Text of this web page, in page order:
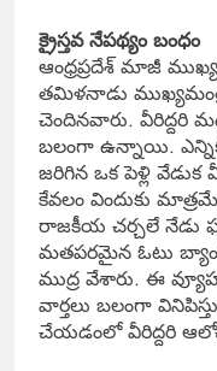
క్రైస్తవ నేపథ్యం బంధం
ఆంధ్రప్రదేశ్ మాజీ
తమిళనాడు
చెందినవారు. వీరిద్దరి
బలంగా ఉన్నాయి.
జరిగిన ఒక పెళ్లి వేడుక
కేవలం విందుకు
రాజకీయ చర్చలే నేడు
మతపరమైన ఓటు
ముద్ర వేశారు. ఈ
వార్తలు బలంగా
చేయడంలో వీరిద్దరి